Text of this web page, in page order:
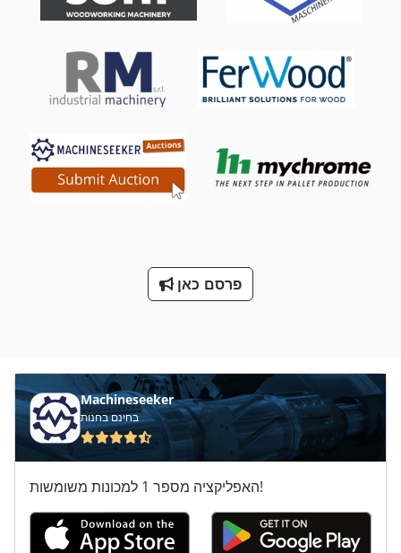
פרסם כאן
Machineseeker
בחינם בחנות
האפליקציה מספר 1 למכונות משומשות!